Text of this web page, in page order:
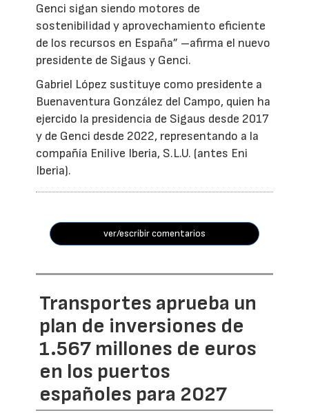
Genci sigan siendo motores de
sostenibilidad y aprovechamiento eficiente
de los recursos en España” –afirma el nuevo
presidente de Sigaus y Genci.
Gabriel López sustituye como presidente a
Buenaventura González del Campo, quien ha
ejercido la presidencia de Sigaus desde 2017
y de Genci desde 2022, representando a la
compañía Enilive Iberia, S.L.U. (antes Eni
Iberia).
ver/escribir comentarios
Transportes aprueba un
plan de inversiones de
1.567 millones de euros
en los puertos
españoles para 2027